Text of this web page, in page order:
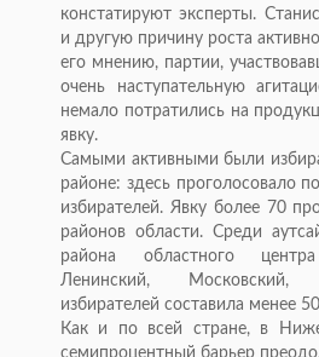
констатируют эксперты.
и другую причину роста
его мнению, партии,
очень наступательную
немало потратились на
явку.
Самыми активными были
районе: здесь проголосовало
избирателей. Явку более 70
районов области. Среди
района областного
Ленинский, Московский,
избирателей составила менее
Как и по всей стране, в